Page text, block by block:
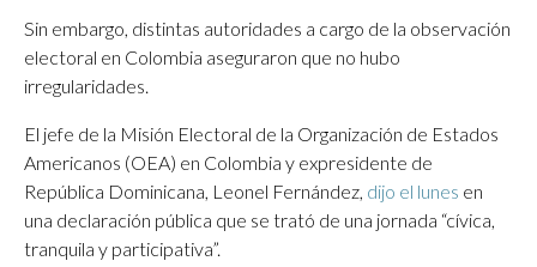
Sin embargo, distintas autoridades a cargo de la observación
electoral en Colombia aseguraron que no hubo
irregularidades.
El jefe de la Misión Electoral de la Organización de Estados
Americanos (OEA) en Colombia y expresidente de
República Dominicana, Leonel Fernández, dijo el lunes en
una declaración pública que se trató de una jornada “cívica,
tranquila y participativa”.